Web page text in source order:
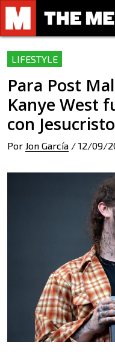
LIFESTYLE
Para Post
Kanye West
con
Por Jon García / 12/09/